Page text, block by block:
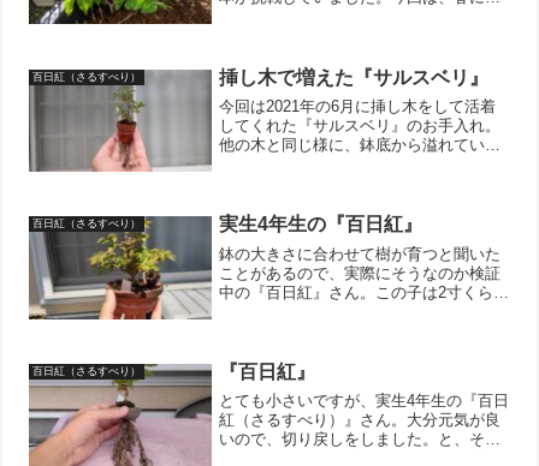
『サルスベリ』は明らかに...
百日紅（さるすべり） 挿し木で増えた『サルスベリ』
今回は2021年の6月に挿し木をして活着
してくれた『サルスベリ』のお手入れ。
他の木と同じ様に、鉢底から溢れている
てから対応しようと思...
百日紅（さるすべり） 実生4年生の『百日紅』
鉢の大きさに合わせて樹が育つと聞いた
ことがあるので、実際にそうなのか検証
中の『百日紅』さん。この子は2寸くらい
い込んで枝分かれを誘引...
百日紅（さるすべり） 『百日紅』
とても小さいですが、実生4年生の『百日
紅（さるすべり）』さん。大分元気が良
いので、切り戻しをしました。と、その